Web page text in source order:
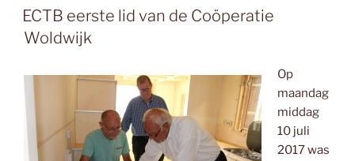
OP
ECTB eerste lid van de Coöperatie
Woldwijk
Op
maandag
middag
10 juli
2017 was